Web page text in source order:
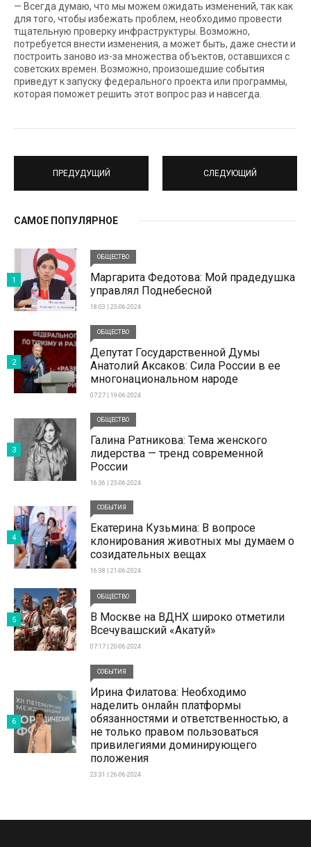
— Всегда думаю, что мы можем ожидать изменений, так как
для того, чтобы избежать проблем, необходимо провести
тщательную проверку инфраструктуры. Возможно,
потребуется внести изменения, а может быть, даже снести и
построить заново из-за множества объектов, оставшихся с
советских времен. Возможно, произошедшие события
приведут к запуску федерального проекта или программы,
которая поможет решить этот вопрос раз и навсегда.
ПРЕДУДУЩИЙ СЛЕДУЮЩИЙ
САМОЕ ПОПУЛЯРНОЕ
ОБЩЕСТВО
Маргарита Федотова: Мой прадедушка
управлял Поднебесной
18:03 | 23-06-2024
1
ОБЩЕСТВО
Депутат Государственной Думы
Анатолий Аксаков: Сила России в ее
многонациональном народе
07:27 | 19-06-2024
2
ОБЩЕСТВО
Галина Ратникова: Тема женского
лидерства — тренд современной
России
16:36 | 23-06-2024
3
СОБЫТИЯ
Екатерина Кузьмина: В вопросе
клонирования животных мы думаем о
созидательных вещах
16:38 | 21-06-2024
4
ОБЩЕСТВО
В Москве на ВДНХ широко отметили
Всечувашский «Акатуй»
07:17 | 20-06-2024
5
СОБЫТИЯ
Ирина Филатова: Необходимо
наделить онлайн платформы
обязанностями и ответственностью, а
не только правом пользоваться
привилегиями доминирующего
положения
23:31 | 26-06-2024
6